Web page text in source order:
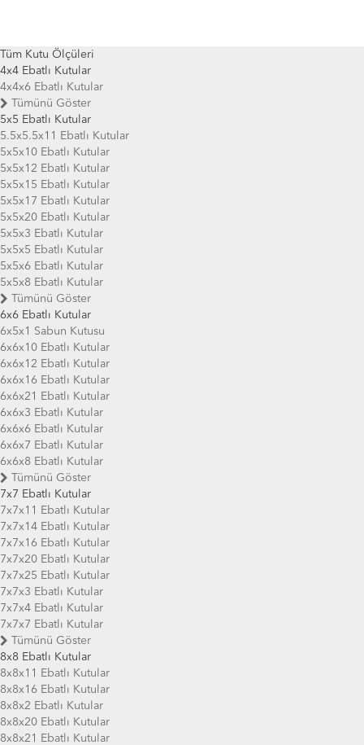
Tüm Kutu Ölçüleri
4x4 Ebatlı Kutular
4x4x6 Ebatlı Kutular
Tümünü Göster
5x5 Ebatlı Kutular
5.5x5.5x11 Ebatlı Kutular
5x5x10 Ebatlı Kutular
5x5x12 Ebatlı Kutular
5x5x15 Ebatlı Kutular
5x5x17 Ebatlı Kutular
5x5x20 Ebatlı Kutular
5x5x3 Ebatlı Kutular
5x5x5 Ebatlı Kutular
5x5x6 Ebatlı Kutular
5x5x8 Ebatlı Kutular
Tümünü Göster
6x6 Ebatlı Kutular
6x5x1 Sabun Kutusu
6x6x10 Ebatlı Kutular
6x6x12 Ebatlı Kutular
6x6x16 Ebatlı Kutular
6x6x21 Ebatlı Kutular
6x6x3 Ebatlı Kutular
6x6x6 Ebatlı Kutular
6x6x7 Ebatlı Kutular
6x6x8 Ebatlı Kutular
Tümünü Göster
7x7 Ebatlı Kutular
7x7x11 Ebatlı Kutular
7x7x14 Ebatlı Kutular
7x7x16 Ebatlı Kutular
7x7x20 Ebatlı Kutular
7x7x25 Ebatlı Kutular
7x7x3 Ebatlı Kutular
7x7x4 Ebatlı Kutular
7x7x7 Ebatlı Kutular
Tümünü Göster
8x8 Ebatlı Kutular
8x8x11 Ebatlı Kutular
8x8x16 Ebatlı Kutular
8x8x2 Ebatlı Kutular
8x8x20 Ebatlı Kutular
8x8x21 Ebatlı Kutular